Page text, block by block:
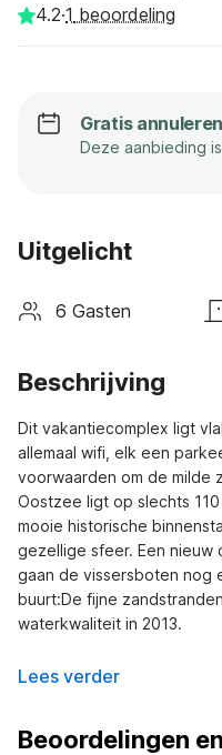
4.2·1 beoordeling
Gratis
Deze aanbieding
Uitgelicht
6 Gasten
Beschrijving
Dit vakantiecomplex ligt
allemaal wifi, elk een
voorwaarden om de milde
Oostzee ligt op slechts
mooie historische
gezellige sfeer. Een nieuw
gaan de vissersboten nog
buurt:De fijne
waterkwaliteit in 2013.
Lees verder
Beoordelingen